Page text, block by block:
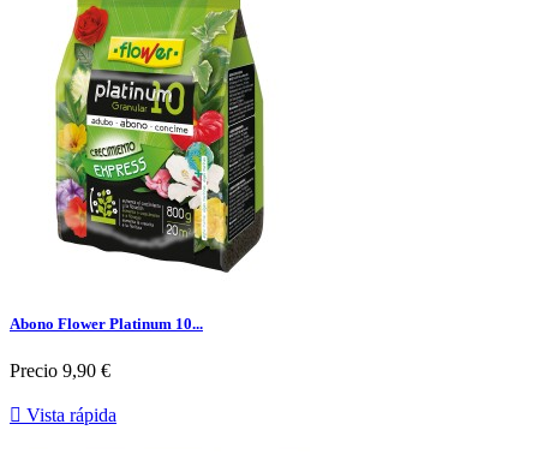
Abono Flower Platinum 10...
Precio 9,90 €
 Vista rápida